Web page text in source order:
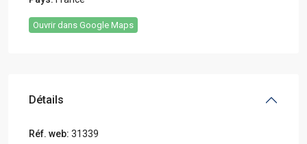
Ouvrir dans Google Maps
Détails
Réf. web: 31339